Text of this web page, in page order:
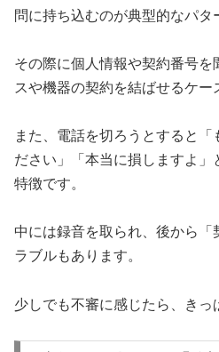
問に持ち込むのが典型的なパタ
その際に個人情報や契約番号
スや機器の契約を結ばせるケー
また、電話を切ろうとすると「
ださい」「本当に損しますよ」
特徴です。
中には録音を取られ、後から「
ラブルもあります。
少しでも不審に感じたら、きっ